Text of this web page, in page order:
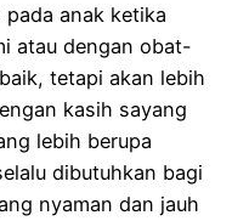
anak ketika
atau dengan obat-
tetapi akan lebih
kasih sayang
lebih berupa
dibutuhkan bagi
nyaman dan jauh